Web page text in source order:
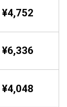
¥4,752
¥6,336
¥4,048